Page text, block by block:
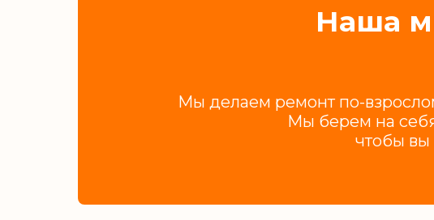
Наша
Мы делаем ремонт по-
Мы берем на
чтобы